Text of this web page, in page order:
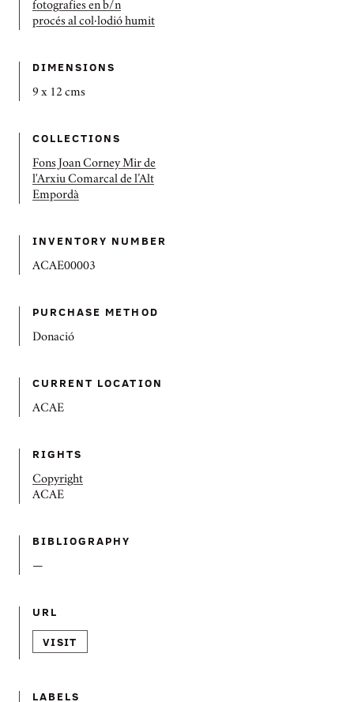
fotografies en b/n
procés al col·lodió humit
DIMENSIONS
9 x 12 cms
COLLECTIONS
Fons Joan Corney Mir de
l'Arxiu Comarcal de l’Alt
Empordà
INVENTORY NUMBER
ACAE00003
PURCHASE METHOD
Donació
CURRENT LOCATION
ACAE
RIGHTS
Copyright
ACAE
BIBLIOGRAPHY
—
URL
VISIT
LABELS